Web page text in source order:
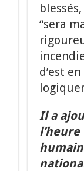
“sera
d’est
Il a